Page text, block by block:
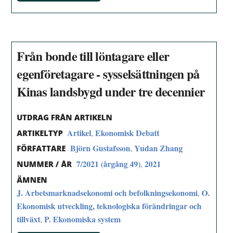
Från bonde till löntagare eller
egenföretagare - sysselsättningen på
Kinas landsbygd under tre decennier
UTDRAG FRÅN ARTIKELN
ARTIKELTYP Artikel,Ekonomisk Debatt
FÖRFATTARE Björn Gustafsson,Yudan Zhang
NUMMER / ÅR 7/2021 (årgång 49),2021
ÄMNEN
J. Arbetsmarknadsekonomi och befolkningsekonomi,O.
Ekonomisk utveckling, teknologiska förändringar och
tillväxt,P. Ekonomiska system